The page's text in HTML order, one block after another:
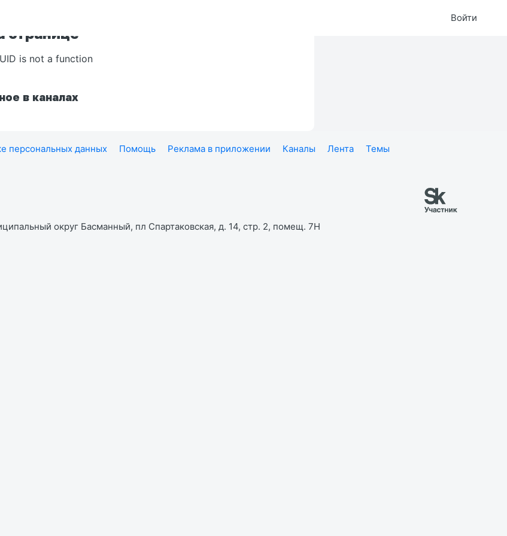
Войти
странице
is not a function
в каналах
персональных данных Помощь Реклама в приложении Каналы Лента
Темы
округ Басманный, пл Спартаковская, д. 14, стр. 2, помещ. 7Н